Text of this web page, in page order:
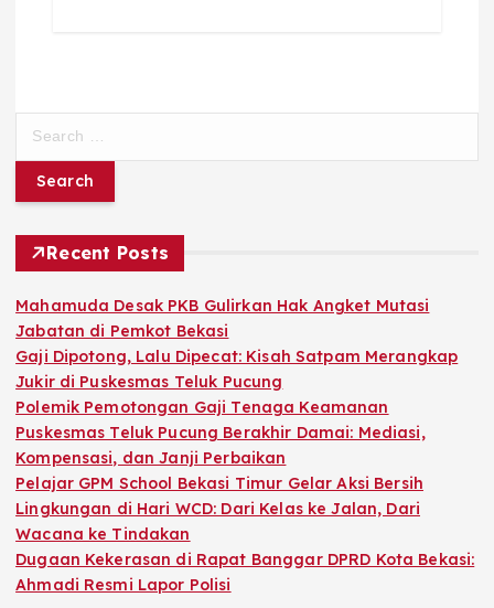
r
f
o
r
:
Recent Posts
Mahamuda Desak PKB Gulirkan Hak Angket Mutasi
Jabatan di Pemkot Bekasi
Gaji Dipotong, Lalu Dipecat: Kisah Satpam Merangkap
Jukir di Puskesmas Teluk Pucung
Polemik Pemotongan Gaji Tenaga Keamanan
Puskesmas Teluk Pucung Berakhir Damai: Mediasi,
Kompensasi, dan Janji Perbaikan
Pelajar GPM School Bekasi Timur Gelar Aksi Bersih
Lingkungan di Hari WCD: Dari Kelas ke Jalan, Dari
Wacana ke Tindakan
Dugaan Kekerasan di Rapat Banggar DPRD Kota Bekasi:
Ahmadi Resmi Lapor Polisi